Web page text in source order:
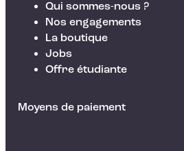
Qui sommes-nous ?
Nos engagements
La boutique
Jobs
Offre étudiante
Moyens de paiement